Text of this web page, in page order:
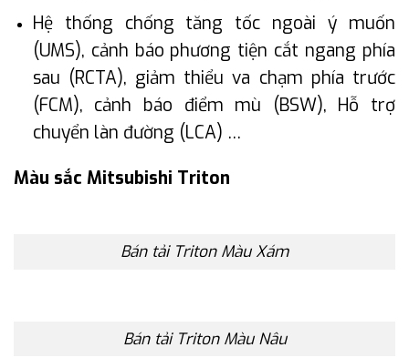
Hệ thống chống tăng tốc ngoài ý muốn
(UMS), cảnh báo phương tiện cắt ngang phía
sau (RCTA), giảm thiểu va chạm phía trước
(FCM), cảnh báo điểm mù (BSW), Hỗ trợ
chuyển làn đường (LCA) …
Màu sắc Mitsubishi Triton
Bán tải Triton Màu Xám
Bán tải Triton Màu Nâu